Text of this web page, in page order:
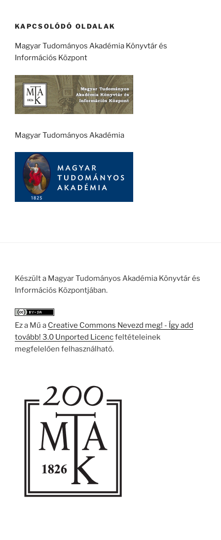
KAPCSOLÓDÓ OLDALAK
Magyar Tudományos Akadémia Könyvtár és
Információs Központ
Magyar Tudományos Akadémia
Készült a Magyar Tudományos Akadémia Könyvtár és
Információs Központjában.
Ez a Mű a Creative Commons Nevezd meg! - Így add
tovább! 3.0 Unported Licencfeltételeinek
megfelelően felhasználható.